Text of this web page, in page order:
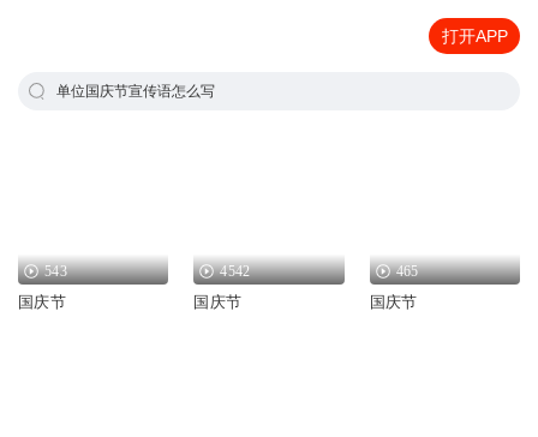
打开APP
单位国庆节宣传语怎么写
543
国庆节
4542
国庆节
465
国庆节